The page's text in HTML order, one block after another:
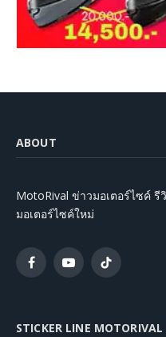
ABOUT
MotoRival ข่าวมอเตอร์ไซค์ รี
มอเตอร์ไซค์ใหม่
FacebookYouTubeTikTok
STICKER LINE MOTORIVAL